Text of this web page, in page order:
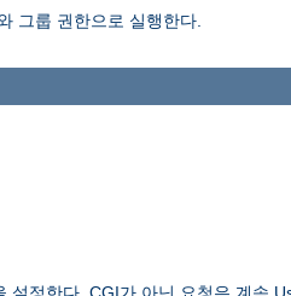
그룹 권한으로 실행한다.